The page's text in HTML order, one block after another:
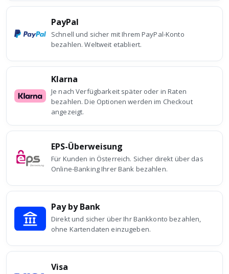
PayPal
Schnell und sicher mit Ihrem PayPal-Konto
bezahlen. Weltweit etabliert.
Klarna
Je nach Verfügbarkeit später oder in Raten
bezahlen. Die Optionen werden im Checkout
angezeigt.
EPS-Überweisung
Für Kunden in Österreich. Sicher direkt über das
Online-Banking Ihrer Bank bezahlen.
Pay by Bank
Direkt und sicher über Ihr Bankkonto bezahlen,
ohne Kartendaten einzugeben.
Visa